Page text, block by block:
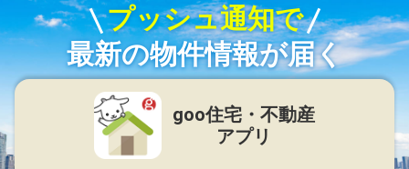
プッシュ通知で
最新の物件情報が届く
goo住宅・不動産
アプリ